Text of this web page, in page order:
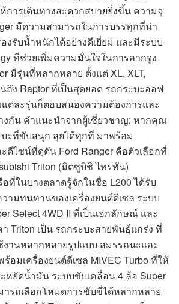
การเดินทางสะดวกสบายยิ่งขึ้น ความจุ
มีความสามารถในการบรรทุกที่น่า
งรับน้ำหนักได้อย่างดีเยี่ยม และมีระบบ
ที่ช่วยเพิ่มความมั่นใจในการลากจูง
มีรุ่นที่หลากหลาย ตั้งแต่ XL, XLT,
ถึง Raptor ที่เป็นสุดยอด รถกระบะออฟ
ต่ละรุ่นก็ตอบสนองความต้องการและ
กัน คำแนะนำจากผู้เชี่ยวชาญ: หากคุณ
ะที่ขับสนุก ลุยได้ทุกที่ มาพร้อม
ดีไซน์ที่ดุดัน Ford Ranger คือตัวเลือกที่
Triton (มิตซูบิชิ ไทรทัน)
อที่ในบางตลาดรู้จักในชื่อ L200 ได้รับ
ามทนทานของเครื่องยนต์ดีเซล ระบบ
Select 4WD II ที่เป็นเอกลักษณ์ และ
Triton เป็น รถกระบะสายพันธุ์แกร่ง ที่
งานหลากหลายรูปแบบ สมรรถนะและ
อมเครื่องยนต์ดีเซล MIVEC Turbo ที่ให้
หยัดน้ำมัน ระบบขับเคลื่อน 4 ล้อ Super
ารถเลือกโหมดการขับขี่ได้หลากหลาย